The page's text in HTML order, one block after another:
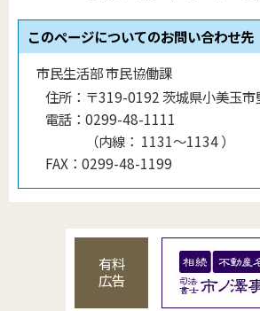
このページについてのお問い合わせ先
市民生活部 市民協働課
住所： 〒319-0192 茨城県小美玉市
電話： 0299-48-1111
（内線 ： 1131〜1134）
FAX： 0299-48-1199
有料
広告